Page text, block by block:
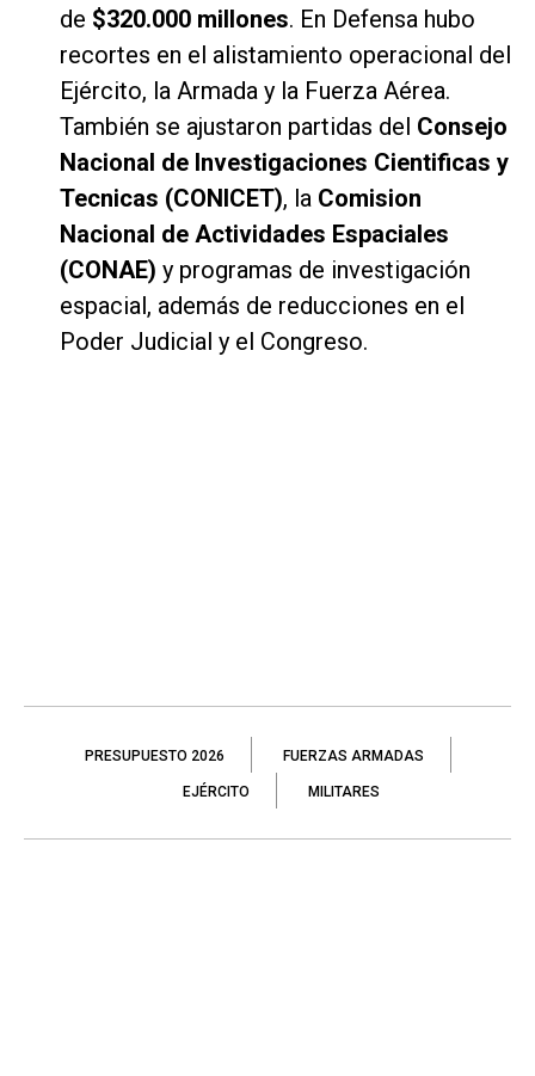
de $320.000 millones. En Defensa hubo
recortes en el alistamiento operacional del
Ejército, la Armada y la Fuerza Aérea.
También se ajustaron partidas del Consejo
Nacional de Investigaciones Cientificas y
Tecnicas (CONICET), la Comision
Nacional de Actividades Espaciales
(CONAE) y programas de investigación
espacial, además de reducciones en el
Poder Judicial y el Congreso.
PRESUPUESTO 2026 FUERZAS ARMADAS
EJÉRCITO MILITARES